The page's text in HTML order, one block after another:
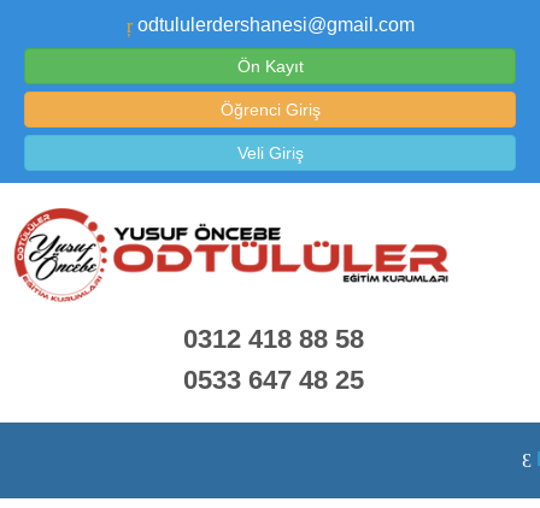
odtululerdershanesi@gmail.com
Ön Kayıt
Öğrenci Giriş
Veli Giriş
0312 418 88 58
0533 647 48 25